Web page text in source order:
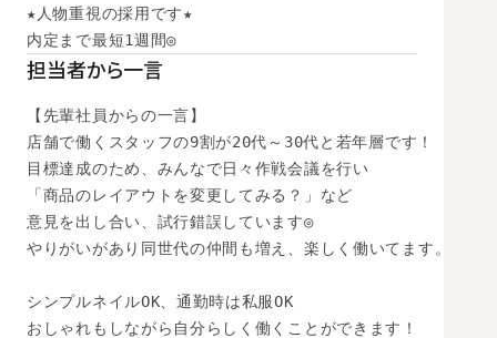
★人物重視の採用です★
内定まで最短1週間◎
担当者から一言
【先輩社員からの一言】
店舗で働くスタッフの9割が20代～30代と若年層です！
目標達成のため、みんなで日々作戦会議を行い
「商品のレイアウトを変更してみる？」など
意見を出し合い、試行錯誤しています◎
やりがいがあり同世代の仲間も増え、楽しく働いてます。
シンプルネイルOK、通勤時は私服OK
おしゃれもしながら自分らしく働くことができます！